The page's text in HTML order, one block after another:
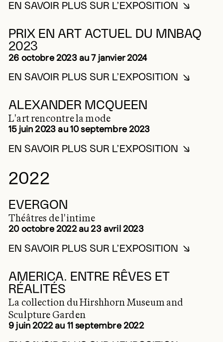
EN SAVOIR PLUS SUR L’EXPOSITION
EN SAVOIR PLUS SUR
2023
PRIX EN ART ACTUEL DU MNBAQ
2023
26 octobre 2023 au 7 janvier 2024
EN SAVOIR PLUS SUR L’EXPOSITION
EN SAVOIR PLUS SUR
2023
ALEXANDER MCQUEEN
L'art rencontre la mode
15 juin 2023 au 10 septembre 2023
EN SAVOIR PLUS SUR L’EXPOSITION
EN SAVOIR PLUS SUR
2022
EVERGON
Théâtres de l'intime
20 octobre 2022 au 23 avril 2023
EN SAVOIR PLUS SUR L’EXPOSITION
EN SAVOIR PLUS SUR
2022
AMERICA. ENTRE RÊVES ET
RÉALITÉS
La collection du Hirshhorn Museum and
Sculpture Garden
9 juin 2022 au 11 septembre 2022